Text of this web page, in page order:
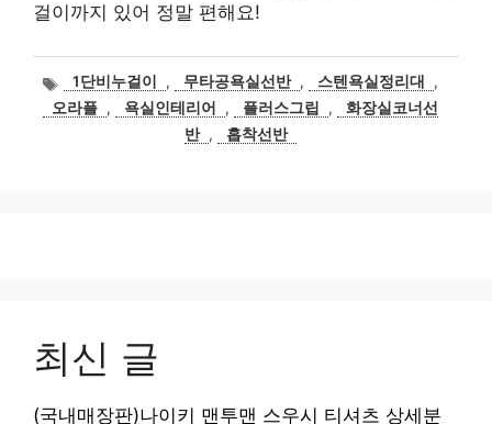
걸이까지 있어 정말 편해요!
태
그
1단비누걸이 , 무타공욕실선반 , 스텐욕실정리대
,
오라플 , 욕실인테리어 , 플러스그립 ,
화장실코너선
반 , 흡착선반
최신 글
(국내매장판)나이키 맨투맨 스우시 티셔츠 상세분